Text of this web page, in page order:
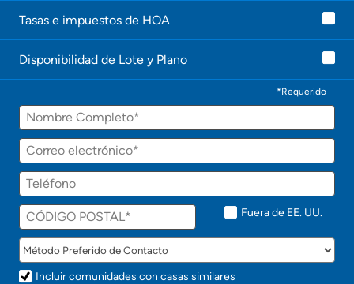
c
t
r
á
r
n
t
!
Tasas e impuestos de HOA
Disponibilidad de Lote y Plano
*Requerido
Nombre
Correo
electrónico
Teléfono
Fuera de EE. UU.
Incluir comunidades con casas similares